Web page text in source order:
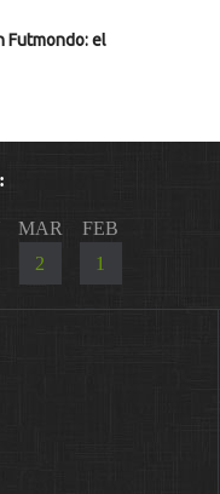
Futmondo: el
MAR
2
FEB
1